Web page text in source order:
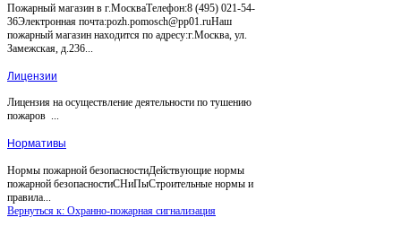
Пожарный магазин в г.МоскваТелефон:8 (495) 021-54-
36Электронная почта:pozh.pomosch@pp01.ruНаш
пожарный магазин находится по адресу:г.Москва, ул.
Замежская, д.236...
Лицензии
Лицензия на осуществление деятельности по тушению
пожаров ...
Нормативы
Нормы пожарной безопасностиДействующие нормы
пожарной безопасностиСНиПыСтроительные нормы и
правила...
Вернуться к: Охранно-пожарная сигнализация